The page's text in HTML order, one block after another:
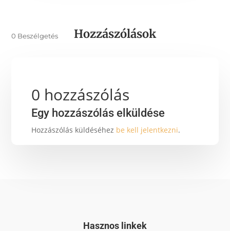
Hozzászólások
0 Beszélgetés
0 hozzászólás
Egy hozzászólás elküldése
Hozzászólás küldéséhez be kell jelentkezni.
Hasznos linkek